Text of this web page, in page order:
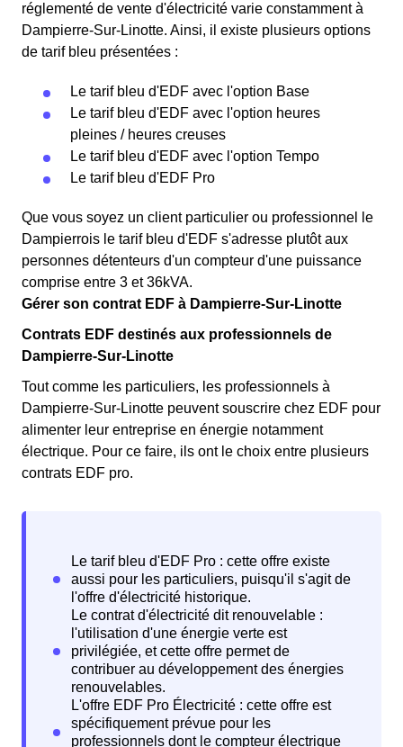
réglementé de vente d'électricité varie constamment à
Dampierre-Sur-Linotte. Ainsi, il existe plusieurs options
de tarif bleu présentées :
Le tarif bleu d'EDF avec l'option Base
Le tarif bleu d'EDF avec l'option heures
pleines / heures creuses
Le tarif bleu d'EDF avec l'option Tempo
Le tarif bleu d'EDF Pro
Que vous soyez un client particulier ou professionnel le
Dampierrois le tarif bleu d'EDF s'adresse plutôt aux
personnes détenteurs d'un compteur d'une puissance
comprise entre 3 et 36kVA.
Gérer son contrat EDF à Dampierre-Sur-Linotte
Contrats EDF destinés aux professionnels de
Dampierre-Sur-Linotte
Tout comme les particuliers, les professionnels à
Dampierre-Sur-Linotte peuvent souscrire chez EDF pour
alimenter leur entreprise en énergie notamment
électrique. Pour ce faire, ils ont le choix entre plusieurs
contrats EDF pro.